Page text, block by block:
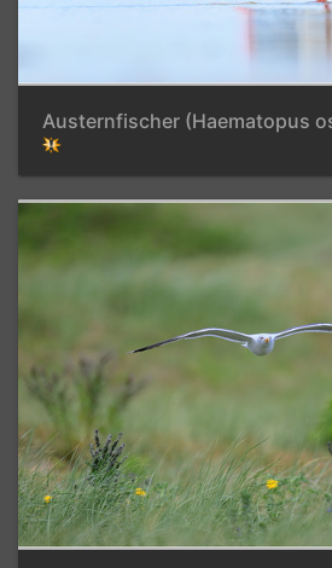
Austernfischer (Haematopus